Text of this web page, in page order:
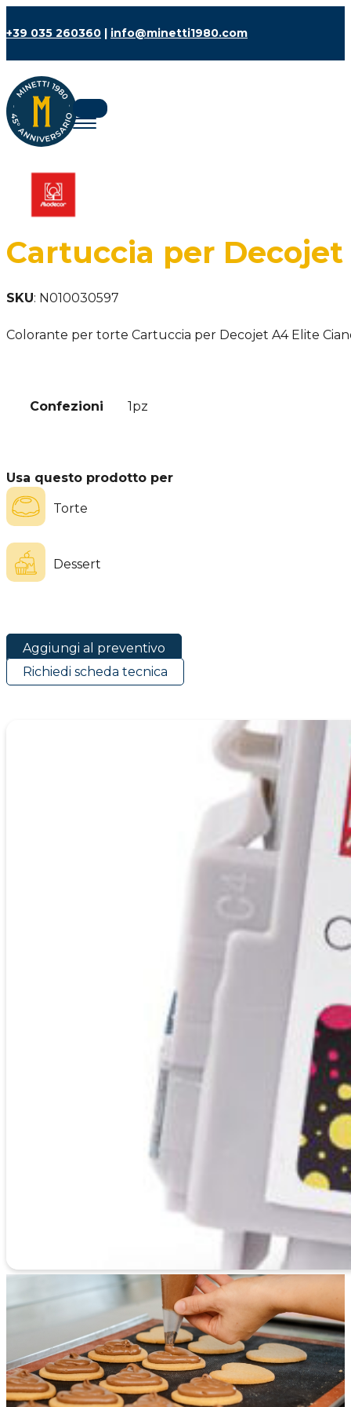
+39 035 260360 | info@minetti1980.com
Cartuccia per
SKU: N010030597
Colorante per torte Cartuccia per Decojet A4 Elite
Confezioni 1pz
Usa questo prodotto per
Torte
Dessert
Aggiungi al preventivo
Richiedi scheda tecnica